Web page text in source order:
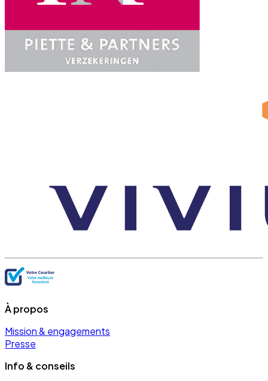
À propos
Mission & engagements
Presse
Info & conseils